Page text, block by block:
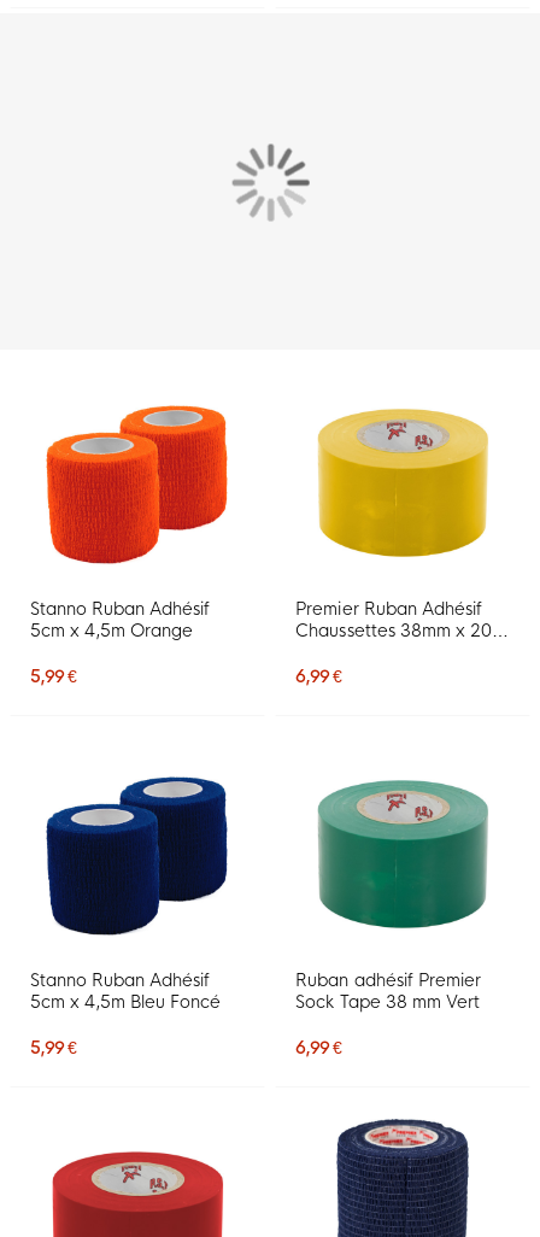
Stanno Ruban Adhésif
5cm x 4,5m Orange
5,99 €
Premier Ruban Adhésif
Chaussettes 38mm x 20m
6,99 €
Stanno Ruban Adhésif
5cm x 4,5m Bleu Foncé
5,99 €
Ruban adhésif Premier
Sock Tape 38 mm Vert
6,99 €